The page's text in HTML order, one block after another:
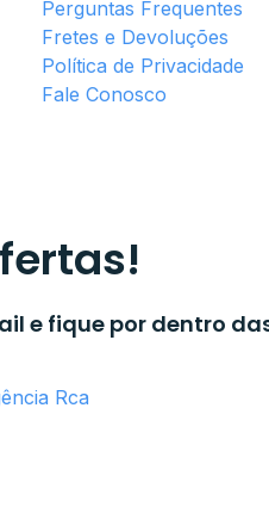
Perguntas Frequentes
Fretes e Devoluções
Política de Privacidade
Fale Conosco
e fique por dentro
Rca